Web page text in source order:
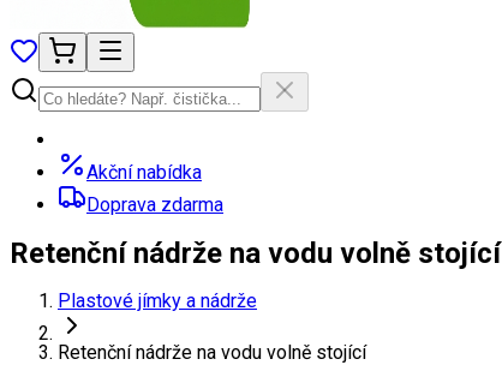
Akční nabídka
Doprava zdarma
Retenční nádrže na vodu volně stojící
Plastové jímky a nádrže
Retenční nádrže na vodu volně stojící